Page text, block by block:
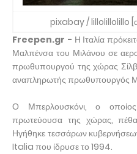
pixabay / lillolillolillo
Freepen.gr - Η Ιταλία
Μαλπένσα του Μιλάνου σε
πρωθυπουργού της χώρας
αναπληρωτής πρωθυπουργός
Ο Μπερλουσκόνι, ο οποίος
πρωτεύουσα της χώρας,
Ηγήθηκε τεσσάρων
Italia που ίδρυσε το 1994.